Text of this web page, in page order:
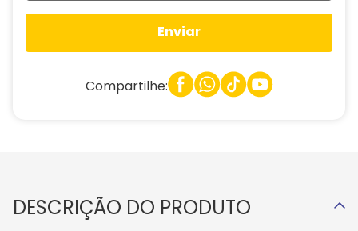
Enviar
Compartilhe:
DESCRIÇÃO DO PRODUTO